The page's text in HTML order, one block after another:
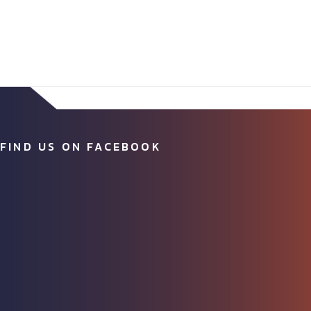
FIND US ON FACEBOOK